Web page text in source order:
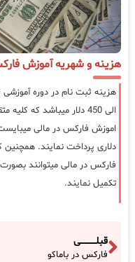
هزینه و شهریه آموزش
الی 450 دلار میباشد
اموزش فارکس در مالی میبایست
دلاری پرداخت نمایند.
فارکس در مالی میتوانند
تکمیل نمایند.
قبلـــــــــــی
فارکس در باماکو